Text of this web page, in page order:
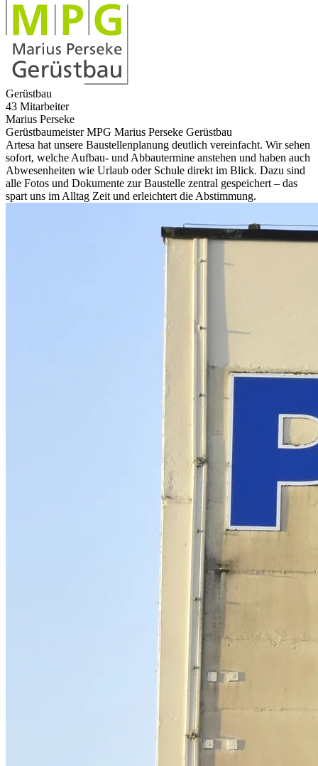
Gerüstbau
43 Mitarbeiter
Marius Perseke
Gerüstbaumeister MPG Marius Perseke Gerüstbau
Artesa hat unsere Baustellenplanung deutlich vereinfacht. Wir sehen
sofort, welche Aufbau- und Abbautermine anstehen und haben auch
Abwesenheiten wie Urlaub oder Schule direkt im Blick. Dazu sind
alle Fotos und Dokumente zur Baustelle zentral gespeichert – das
spart uns im Alltag Zeit und erleichtert die Abstimmung.